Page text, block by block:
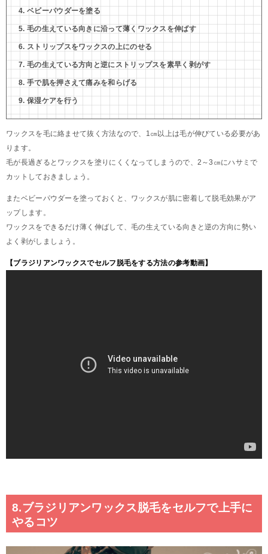
ベビーパウダーを塗る
毛の生えている向きに沿って薄くワックスを伸ばす
ストリップスをワックスの上にのせる
毛の生えている方向と逆にストリップスを素早く剥がす
手で肌を押さえて痛みを和らげる
保湿ケアを行う
ワックスを毛に絡ませて抜く方法なので、1㎝以上は毛が伸びている必要があ
ります。
毛が長過ぎるとワックスを塗りにくくなってしまうので、2～3㎝にハサミで
カットしておきましょう。
またベビーパウダーを塗っておくと、ワックスが肌に密着して脱毛効果がア
ップします。
ワックスをできるだけ薄く伸ばして、毛の生えている向きと逆の方向に勢い
よく剥がしましょう。
【ブラジリアンワックスでセルフ脱毛をする方法の参考動画】
8.ブラジリアンワックス脱毛をセルフで上手に
やるコツ